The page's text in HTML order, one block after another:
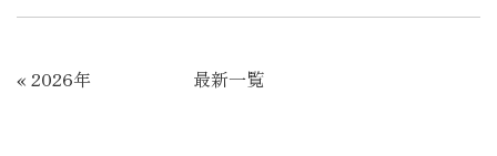
« 2026年 最新一覧